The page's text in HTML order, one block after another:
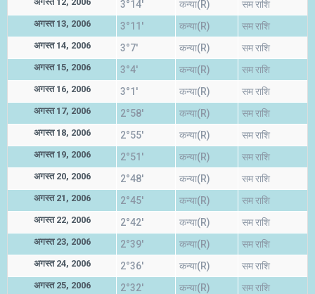
3°14' कन्या(R) सम राशि
अगस्त 13, 2006 3°11' कन्या(R) सम राशि
अगस्त 14, 2006 3°7' कन्या(R) सम राशि
अगस्त 15, 2006 3°4' कन्या(R) सम राशि
अगस्त 16, 2006 3°1' कन्या(R) सम राशि
अगस्त 17, 2006 2°58' कन्या(R) सम राशि
अगस्त 18, 2006 2°55' कन्या(R) सम राशि
अगस्त 19, 2006 2°51' कन्या(R) सम राशि
अगस्त 20, 2006 2°48' कन्या(R) सम राशि
अगस्त 21, 2006 2°45' कन्या(R) सम राशि
अगस्त 22, 2006 2°42' कन्या(R) सम राशि
अगस्त 23, 2006 2°39' कन्या(R) सम राशि
अगस्त 24, 2006 2°36' कन्या(R) सम राशि
अगस्त 25, 2006 2°32' कन्या(R) सम राशि